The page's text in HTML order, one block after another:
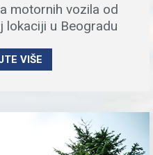
motornih vozila od
lokaciji u Beogradu
VIŠE